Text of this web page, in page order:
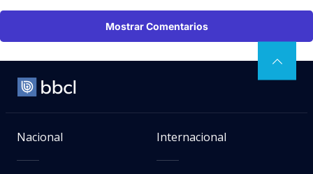
Mostrar Comentarios
Nacional Internacional